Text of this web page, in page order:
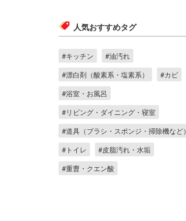
人気おすすめタグ
#キッチン
#油汚れ
#漂白剤（酸素系・塩素系）
#カビ
#浴室・お風呂
#リビング・ダイニング・寝室
#道具（ブラシ・スポンジ・掃除機など）
#トイレ
#皮脂汚れ・水垢
#重曹・クエン酸